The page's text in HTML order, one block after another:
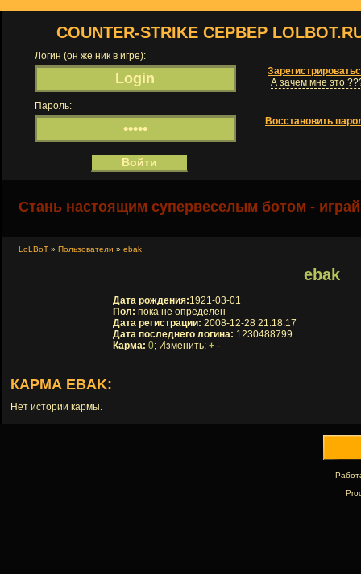
COUNTER-STRIKE СЕРВЕР
Логин (он же ник в игре):
А зачем мне это
Пароль:
Восстановить
Стань настоящим супервеселым ботом -
LoLBoT » Пользователи » ebak
ebak
Дата рождения:1921-03-01
Пол: пока не определен
Дата регистрации: 2008-12-28 21:18:17
Дата последнего логина: 1230488799
Карма: 0; Изменить: + -
КАРМА EBAK:
Нет истории кармы.